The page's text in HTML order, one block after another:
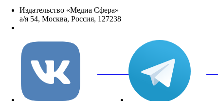
Издательство «Медиа Сфера»
а/я 54, Москва, Россия, 127238
вКонтакте